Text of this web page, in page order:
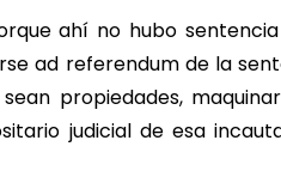
ahí no hubo
ad referendum de la
propiedades,
judicial de esa